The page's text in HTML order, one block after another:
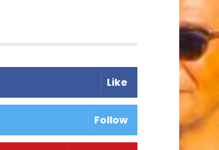
Like
Follow